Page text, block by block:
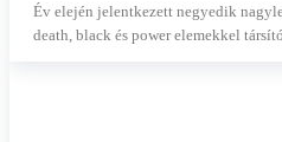
Év elején jelentkezett negyedik
death, black és power elemekkel